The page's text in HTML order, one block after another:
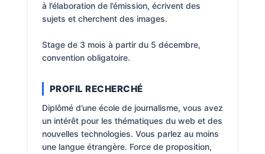
à l’élaboration de l’émission, écrivent des
sujets et cherchent des images.
Stage de 3 mois à partir du 5 décembre,
convention obligatoire.
PROFIL RECHERCHÉ
Diplômé d’une école de journalisme, vous avez
un intérêt pour les thématiques du web et des
nouvelles technologies. Vous parlez au moins
une langue étrangère. Force de proposition,